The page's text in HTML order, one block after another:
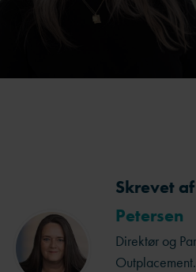
Skrevet af
Petersen
Direktør og